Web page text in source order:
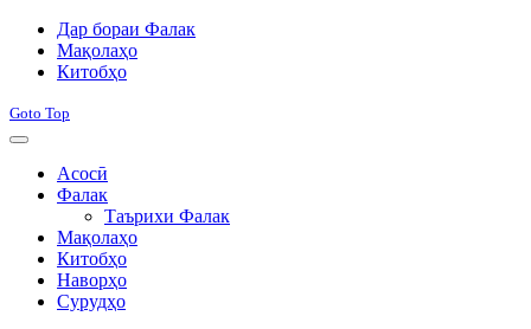
Дар бораи Фалак
Мақолаҳо
Китобҳо
Goto Top
Асосӣ
Фалак
Таърихи Фалак
Мақолаҳо
Китобҳо
Наворҳо
Сурудҳо